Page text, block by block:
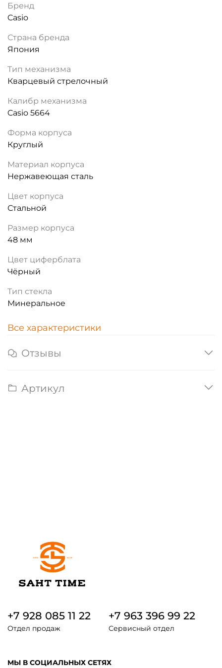
Бренд
Casio
Страна бренда
Япония
Тип механизма
Кварцевый стрелочный
Калибр механизма
Casio 5664
Форма корпуса
Круглый
Материал корпуса
Нержавеющая сталь
Цвет корпуса
Стальной
Размер корпуса
48 мм
Цвет циферблата
Чёрный
Тип стекла
Минеральное
Все характеристики
Отзывы
Артикул
+7 928 085 11 22
Отдел продаж
+7 963 396 99 22
Сервисный отдел
МЫ В СОЦИАЛЬНЫХ СЕТЯХ